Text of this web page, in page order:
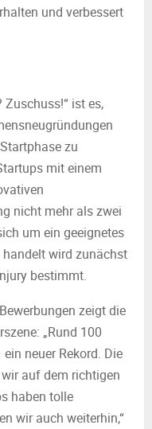
und verbessert
ist es,
zu
mit einem
nicht mehr als zwei
um ein geeignetes
handelt wird zunächst
bestimmt.
zeigt die
„Rund 100
neuer Rekord. Die
auf dem richtigen
haben tolle
wir auch weiterhin,“